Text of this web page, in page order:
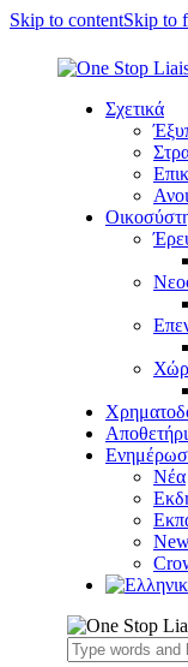
Skip to contentSkip to
Σχετικά
Νέα